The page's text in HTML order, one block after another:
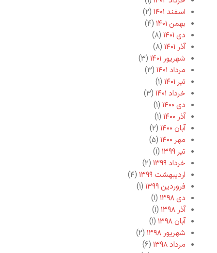
اسفند ۱۴۰۱
(۲)
بهمن ۱۴۰۱
(۴)
دی ۱۴۰۱
(۸)
آذر ۱۴۰۱
(۸)
شهریور ۱۴۰۱
(۳)
مرداد ۱۴۰۱
(۳)
تیر ۱۴۰۱
(۱)
خرداد ۱۴۰۱
(۳)
دی ۱۴۰۰
(۱)
آذر ۱۴۰۰
(۱)
آبان ۱۴۰۰
(۲)
مهر ۱۴۰۰
(۵)
تیر ۱۳۹۹
(۱)
خرداد ۱۳۹۹
(۲)
اردیبهشت ۱۳۹۹
(۴)
فروردین ۱۳۹۹
(۱)
دی ۱۳۹۸
(۱)
آذر ۱۳۹۸
(۱)
آبان ۱۳۹۸
(۱)
شهریور ۱۳۹۸
(۲)
مرداد ۱۳۹۸
(۶)